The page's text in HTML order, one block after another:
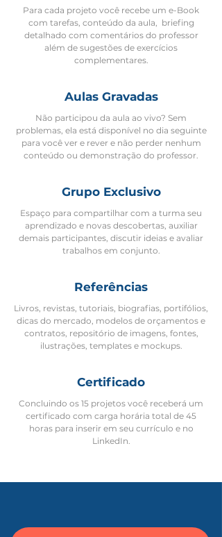
Para cada projeto você recebe um e-Book
com tarefas, conteúdo da aula, briefing
detalhado com comentários do professor
além de sugestões de exercícios
complementares.
Aulas Gravadas
Não participou da aula ao vivo? Sem
problemas, ela está disponível no dia seguinte
para você ver e rever e não perder nenhum
conteúdo ou demonstração do professor.
Grupo Exclusivo
Espaço para compartilhar com a turma seu
aprendizado e novas descobertas, auxiliar
demais participantes, discutir ideias e avaliar
trabalhos em conjunto.
Referências
Livros, revistas, tutoriais, biografias, portifólios,
dicas do mercado, modelos de orçamentos e
contratos, repositório de imagens, fontes,
ilustrações, templates e mockups.
Certificado
Concluindo os 15 projetos você receberá um
certificado com carga horária total de 45
horas para inserir em seu currículo e no
LinkedIn.